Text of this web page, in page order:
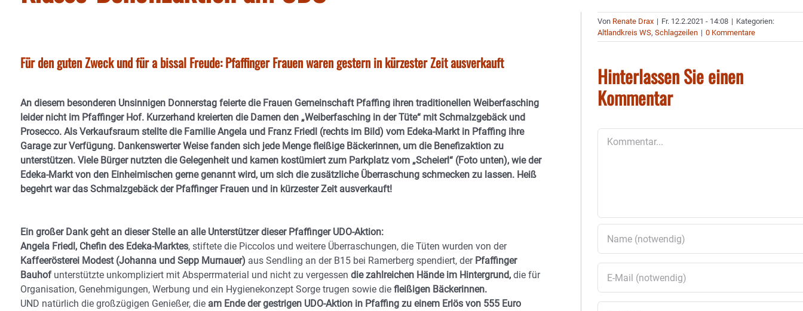
Für den guten Zweck und für a bissal Freude: Pfaffinger Frauen waren gestern in kürzester Zeit ausverkauft
An diesem besonderen Unsinnigen Donnerstag feierte die Frauen Gemeinschaft Pfaffing ihren traditionellen Weiberfasching
leider nicht im Pfaffinger Hof. Kurzerhand kreierten die Damen den „Weiberfasching in der Tüte“ mit Schmalzgebäck und
Prosecco. Als Verkaufsraum stellte die Familie Angela und Franz Friedl (rechts im Bild) vom Edeka-Markt in Pfaffing ihre
Garage zur Verfügung. Dankenswerter Weise fanden sich jede Menge fleißige Bäckerinnen, um die Benefizaktion zu
unterstützen. Viele Bürger nutzten die Gelegenheit und kamen kostümiert zum Parkplatz vom „Scheierl“ (Foto unten), wie der
Edeka-Markt von den Einheimischen gerne genannt wird, um sich die zusätzliche Überraschung schmecken zu lassen. Heiß
begehrt war das Schmalzgebäck der Pfaffinger Frauen und in kürzester Zeit ausverkauft!
Ein großer Dank geht an dieser Stelle an alle Unterstützer dieser Pfaffinger UDO-Aktion:
Angela Friedl, Chefin des Edeka-Marktes, stiftete die Piccolos und weitere Überraschungen, die Tüten wurden von der
Kaffeerösterei Modest (Johanna und Sepp Murnauer) aus Sendling an der B15 bei Ramerberg spendiert, der Pfaffinger
Bauhofunterstützte unkompliziert mit Absperrmaterial und nicht zu vergessen die zahlreichen Hände im Hintergrund, die für
Organisation, Genehmigungen, Werbung und ein Hygienekonzept Sorge trugen sowie die fleißigen Bäckerinnen.
UND natürlich die großzügigen Genießer, die am Ende der gestrigen UDO-Aktion in Pfaffing zu einem Erlös von 555 Euro
Von Renate Drax | Fr. 12.2.2021 - 14:08 | Kategorien:
Altlandkreis WS,Schlagzeilen | 0 Kommentare
Hinterlassen Sie einen
Kommentar